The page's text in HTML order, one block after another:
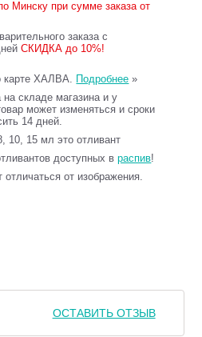
Минску при сумме заказа от
заказа с
СКИДКА до 10%!
карте ХАЛВА. Подробнее »
на складе магазина и у
может изменяться и сроки
14 дней.
10, 15 мл это отливант
доступных враспив!
отличаться от изображения.
ОСТАВИТЬ ОТЗЫВ